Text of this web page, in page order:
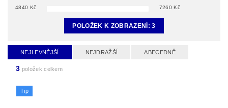
4840 Kč 7260 Kč
POLOŽEK K ZOBRAZENÍ:3
NEJLEVNĚJŠÍ NEJDRAŽŠÍ ABECEDNĚ
3 položek celkem
Tip